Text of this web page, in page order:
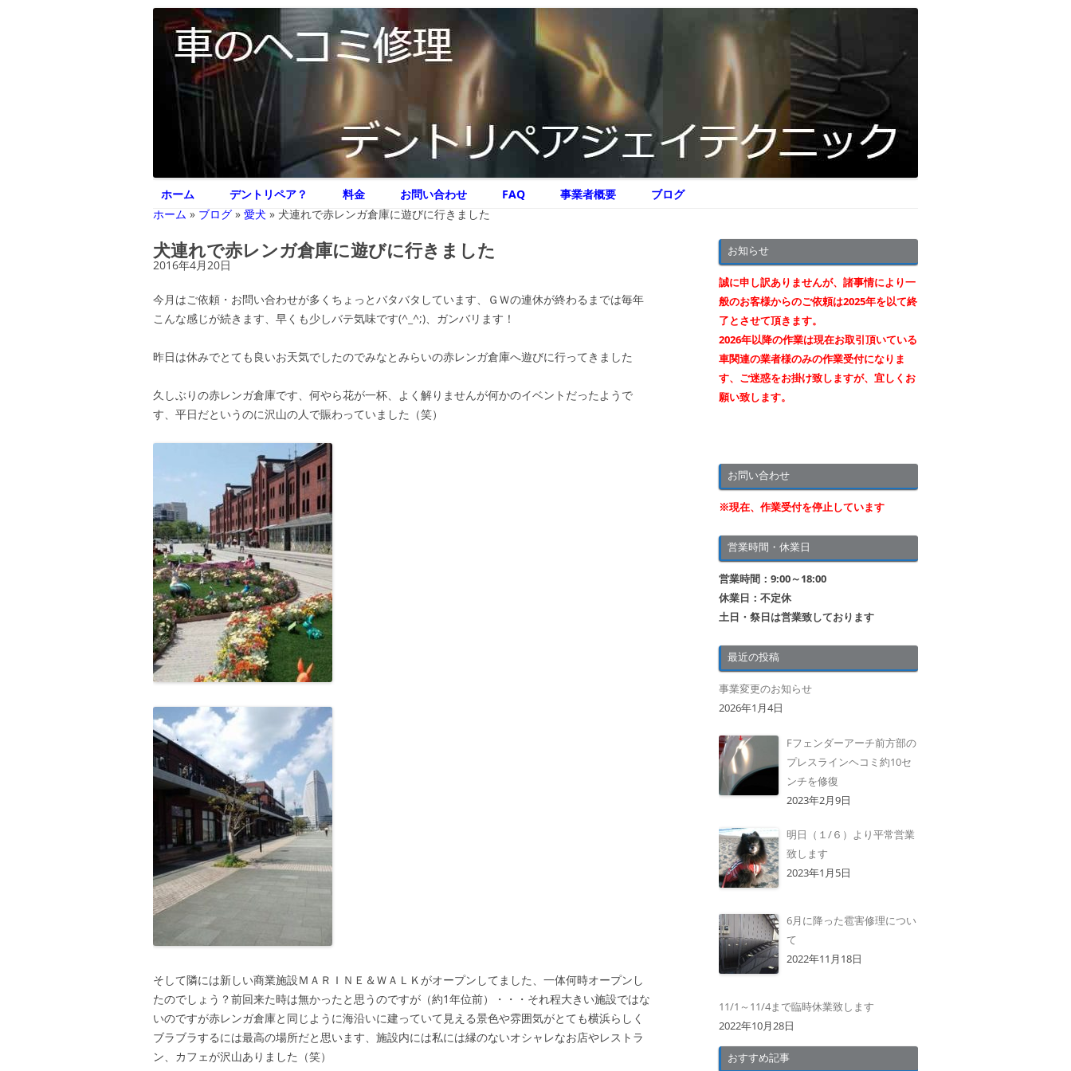
デントリペア ジェイテクニック
車のヘコミ修理専門 神奈川県横浜市 デントリペア ジェイテクニック
ホーム デントリペア？ 料金 お問い合わせ FAQ 事業者概要
ブログ
ホーム » ブログ » 愛犬 » 犬連れで赤レンガ倉庫に遊びに行きました
犬連れで赤レンガ倉庫に遊びに行きました
2016年4月20日
今月はご依頼・お問い合わせが多くちょっとバタバタしています、ＧＷの連休が終わるまでは毎年
こんな感じが続きます、早くも少しバテ気味です(^_^;)、ガンバリます！
昨日は休みでとても良いお天気でしたのでみなとみらいの赤レンガ倉庫へ遊びに行ってきました
久しぶりの赤レンガ倉庫です、何やら花が一杯、よく解りませんが何かのイベントだったようで
す、平日だというのに沢山の人で賑わっていました（笑）
そして隣には新しい商業施設ＭＡＲＩＮＥ＆ＷＡＬＫがオープンしてました、一体何時オープンし
たのでしょう？前回来た時は無かったと思うのですが（約1年位前）・・・それ程大きい施設ではな
いのですが赤レンガ倉庫と同じように海沿いに建っていて見える景色や雰囲気がとても横浜らしく
ブラブラするには最高の場所だと思います、施設内には私には縁のないオシャレなお店やレストラ
ン、カフェが沢山ありました（笑）
お知らせ
誠に申し訳ありませんが、諸事情により一
般のお客様からのご依頼は2025年を以て終
了とさせて頂きます。
2026年以降の作業は現在お取引頂いている
車関連の業者様のみの作業受付になりま
す、ご迷惑をお掛け致しますが、宜しくお
願い致します。
お問い合わせ
※現在、作業受付を停止しています
営業時間・休業日
営業時間：9:00～18:00
休業日：不定休
土日・祭日は営業致しております
最近の投稿
事業変更のお知らせ
2026年1月4日
Fフェンダーアーチ前方部の
プレスラインヘコミ約10セ
ンチを修復
2023年2月9日
明日（１/６）より平常営業
致します
2023年1月5日
6月に降った雹害修理につい
て
2022年11月18日
11/1～11/4まで臨時休業致します
2022年10月28日
おすすめ記事